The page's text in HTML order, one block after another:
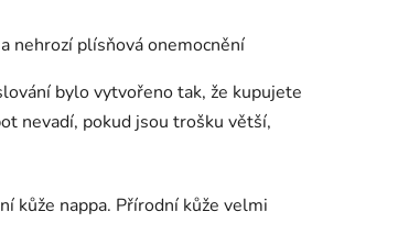
nehrozí plísňová onemocnění
bylo vytvořeno tak, že kupujete
nevadí, pokud jsou trošku větší,
kůže nappa. Přírodní kůže velmi